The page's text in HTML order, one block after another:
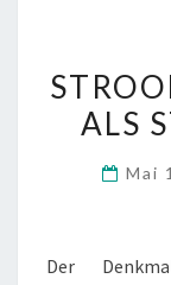
ALS
Mai
Der